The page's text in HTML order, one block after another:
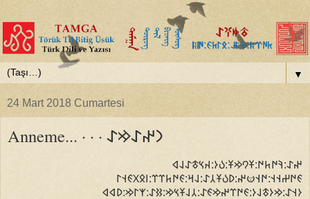
▼
24 Mart 2018 Cumartesi
Anneme... · · · 𐰣𐰤𐰀𐰢𐰀
𐰤𐰀:𐰚𐰇𐱅𐰇:𐱁𐰘𐰢𐱁:𐰉𐰆:𐰴𐰽𐱃𐰀𐰞𐰶
𐰏𐰇𐰔𐰭𐰭:𐰇𐰭𐰦𐰤:𐰖𐰉𐱁𐰲𐰀:𐰞𐰺:𐰏𐰇𐱅𐰼𐰼:𐰾𐰋𐰓𐰏𐰭𐰃
𐰆𐰭𐰀:𐰢𐰆𐱃𐰞𐰆:𐰏𐰇𐰼𐰤𐰢𐰏𐰀:𐰲𐰞𐱁𐰽𐰢:𐰑𐰀:𐰱𐰃𐰢:𐰖𐰶𐰶